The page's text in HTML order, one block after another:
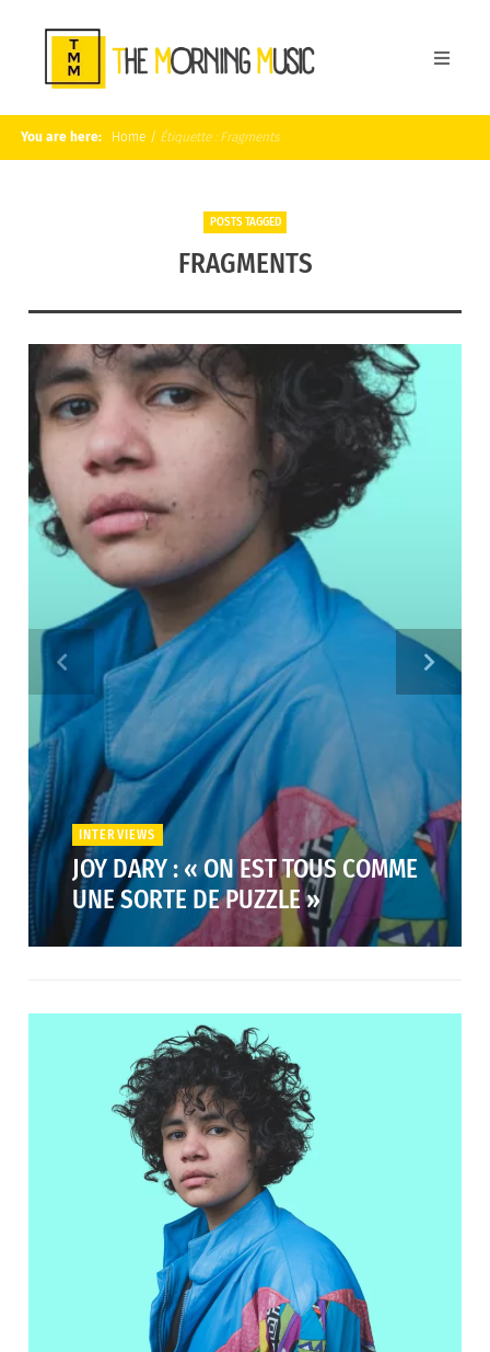
You are here: Home / Étiquette : Fragments
POSTS TAGGED
FRAGMENTS
INTERVIEWS
JOY DARY : « ON EST TOUS COMME
UNE SORTE DE PUZZLE »